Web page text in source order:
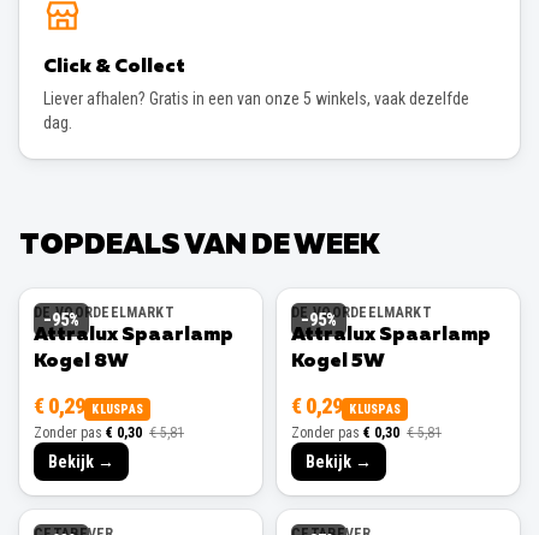
Click & Collect
Liever afhalen? Gratis in een van onze 5 winkels, vaak dezelfde
dag.
TOPDEALS VAN DE WEEK
−95%
DE VOORDEELMARKT
Attralux Spaarlamp
Kogel 8W
€ 0,29 KLUSPAS
Zonder pas € 0,30 € 5,81
Bekijk →
−95%
DE VOORDEELMARKT
Attralux Spaarlamp
Kogel 5W
€ 0,29 KLUSPAS
Zonder pas € 0,30 € 5,81
Bekijk →